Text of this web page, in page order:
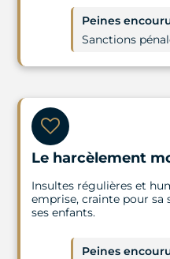
Peines
Sanctions
Le harcèlement
Insultes régulières et
emprise, crainte pour sa
ses enfants.
Peines